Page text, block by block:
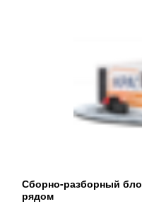
Сборно-разборный
рядом